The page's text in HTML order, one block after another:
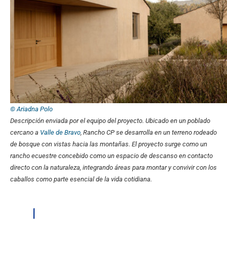
© Ariadna Polo
Descripción enviada por el equipo del proyecto. Ubicado en un poblado
cercano a Valle de Bravo, Rancho CP se desarrolla en un terreno rodeado
de bosque con vistas hacia las montañas. El proyecto surge como un
rancho ecuestre concebido como un espacio de descanso en contacto
directo con la naturaleza, integrando áreas para montar y convivir con los
caballos como parte esencial de la vida cotidiana.